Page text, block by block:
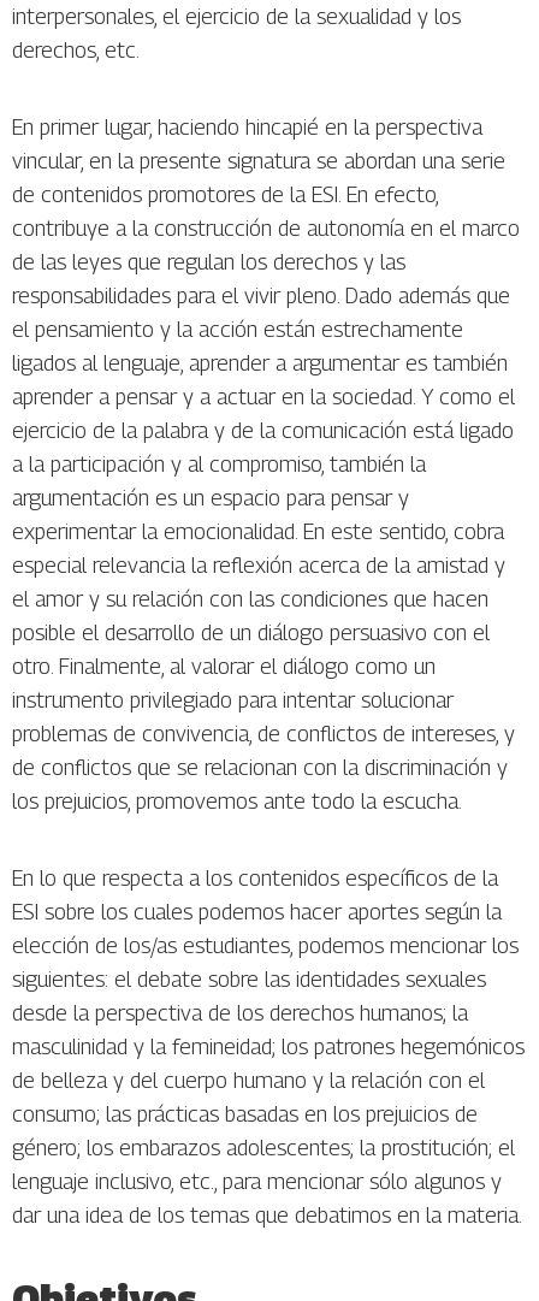
interpersonales, el ejercicio de la sexualidad y los
derechos, etc.
En primer lugar, haciendo hincapié en la perspectiva
vincular, en la presente signatura se abordan una serie
de contenidos promotores de la ESI. En efecto,
contribuye a la construcción de autonomía en el marco
de las leyes que regulan los derechos y las
responsabilidades para el vivir pleno. Dado además que
el pensamiento y la acción están estrechamente
ligados al lenguaje, aprender a argumentar es también
aprender a pensar y a actuar en la sociedad. Y como el
ejercicio de la palabra y de la comunicación está ligado
a la participación y al compromiso, también la
argumentación es un espacio para pensar y
experimentar la emocionalidad. En este sentido, cobra
especial relevancia la reflexión acerca de la amistad y
el amor y su relación con las condiciones que hacen
posible el desarrollo de un diálogo persuasivo con el
otro. Finalmente, al valorar el diálogo como un
instrumento privilegiado para intentar solucionar
problemas de convivencia, de conflictos de intereses, y
de conflictos que se relacionan con la discriminación y
los prejuicios, promovemos ante todo la escucha.
En lo que respecta a los contenidos específicos de la
ESI sobre los cuales podemos hacer aportes según la
elección de los/as estudiantes, podemos mencionar los
siguientes: el debate sobre las identidades sexuales
desde la perspectiva de los derechos humanos; la
masculinidad y la femineidad; los patrones hegemónicos
de belleza y del cuerpo humano y la relación con el
consumo; las prácticas basadas en los prejuicios de
género; los embarazos adolescentes; la prostitución; el
lenguaje inclusivo, etc., para mencionar sólo algunos y
dar una idea de los temas que debatimos en la materia.